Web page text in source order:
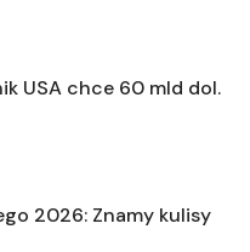
USA chce 60 mld dol.
2026: Znamy kulisy